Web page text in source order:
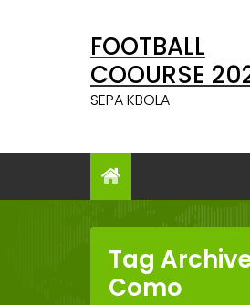
FOOTBALL
COOURSE
SEPA KBOLA
Tag
Como